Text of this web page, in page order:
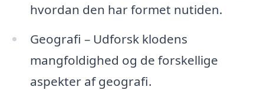
hvordan den har formet nutiden.
Geografi – Udforsk klodens
mangfoldighed og de forskellige
aspekter af geografi.